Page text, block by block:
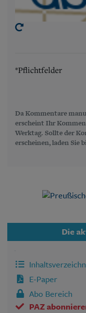
*Pflichtfelder
Da Kommentare
erscheint Ihr
Werktag. Sollte der
erscheinen, laden Sie
Die
E-Paper
Abo Bereich
PAZ